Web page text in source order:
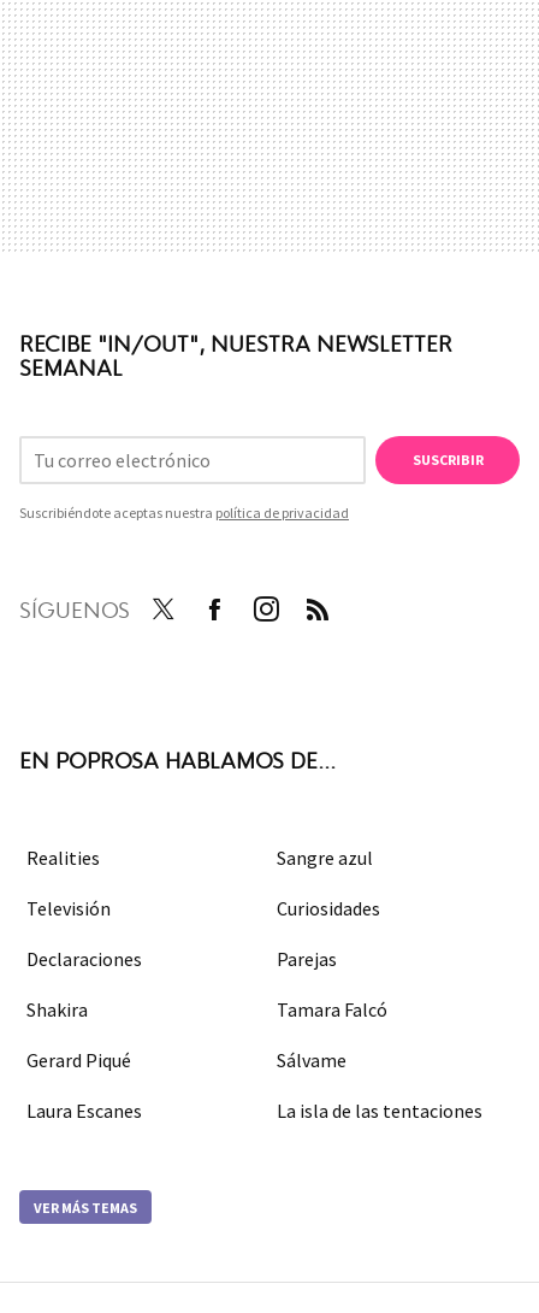
RECIBE "IN/OUT", NUESTRA NEWSLETTER
SEMANAL
SUSCRIBIR
Suscribiéndote aceptas nuestra política de privacidad
SÍGUENOS
EN POPROSA HABLAMOS DE...
Realities Sangre azul
Televisión Curiosidades
Declaraciones Parejas
Shakira Tamara Falcó
Gerard Piqué Sálvame
Laura Escanes La isla de las tentaciones
VER MÁS TEMAS